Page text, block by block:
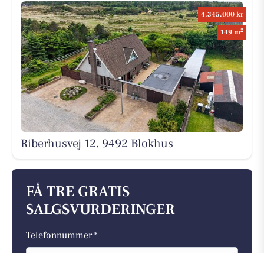
4.345.000 kr
149 m2
Riberhusvej 12, 9492 Blokhus
FÅ TRE GRATIS
SALGSVURDERINGER
Telefonnummer *